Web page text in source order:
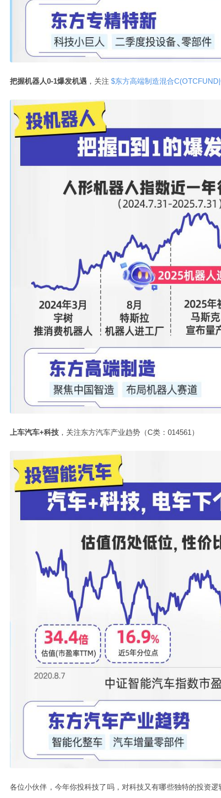
把握机器人0-1爆发机遇 ，关注 $东方高端制造混合
上车汽车+科技 ，关注东方汽车产业趋势（C类：014561）
各位小伙伴，今年你投科技了吗，对科技又有哪些独特的投资